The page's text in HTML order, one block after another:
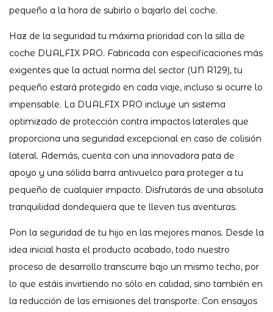
pequeño a la hora de subirlo o bajarlo del coche.
Haz de la seguridad tu máxima prioridad con la silla de
coche DUALFIX PRO. Fabricada con especificaciones más
exigentes que la actual norma del sector (UN R129), tu
pequeño estará protegido en cada viaje, incluso si ocurre lo
impensable. La DUALFIX PRO incluye un sistema
optimizado de protección contra impactos laterales que
proporciona una seguridad excepcional en caso de colisión
lateral. Además, cuenta con una innovadora pata de
apoyo y una sólida barra antivuelco para proteger a tu
pequeño de cualquier impacto. Disfrutarás de una absoluta
tranquilidad dondequiera que te lleven tus aventuras.
Pon la seguridad de tu hijo en las mejores manos. Desde la
idea inicial hasta el producto acabado, todo nuestro
proceso de desarrollo transcurre bajo un mismo techo, por
lo que estáis invirtiendo no sólo en calidad, sino también en
la reducción de las emisiones del transporte. Con ensayos